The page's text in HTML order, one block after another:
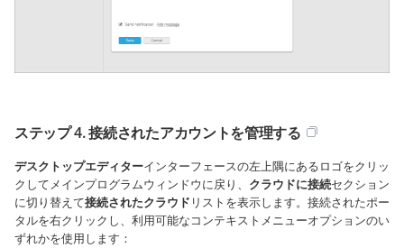
ステップ 4. 接続されたアカウントを管理する
デスクトップエディターインターフェースの左上隅にあるロゴをクリッ
クしてメインプログラムウィンドウに戻り、 クラウドに接続セクション
に切り替えて接続されたクラウド リストを表示します。接続されたポー
タルを右クリックし、利用可能なコンテキストメニューオプションのい
ずれかを使用します：